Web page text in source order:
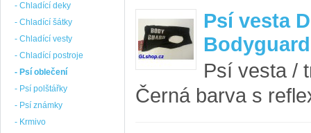
- Chladící deky
- Chladící šátky
- Chladící vesty
- Chladící postroje
- Psí oblečení
- Psí polštářky
- Psí známky
- Krmivo
Psí vesta
Psí vesta /
Černá barva s